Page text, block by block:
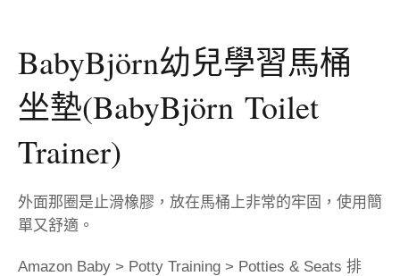
BabyBjörn幼兒學習馬桶
坐墊(BabyBjörn Toilet
Trainer)
外面那圈是止滑橡膠，放在馬桶上非常的牢固，使用簡
單又舒適。
Amazon Baby > Potty Training > Potties & Seats 排